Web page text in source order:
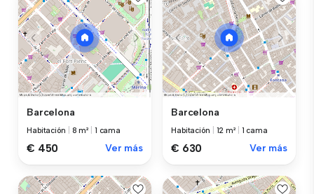
Barcelona
Habitación 8 m² 1 cama
€ 450 Ver más
Barcelona
Habitación 12 m² 1 cama
€ 630 Ver más